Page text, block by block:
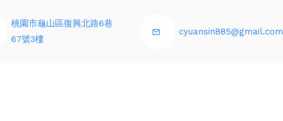
桃園市龜山區復興北路6巷
67號3樓
cyuansin885@gmail.com